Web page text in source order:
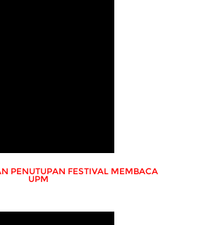
PENUTUPAN FESTIVAL MEMBACA
UPM